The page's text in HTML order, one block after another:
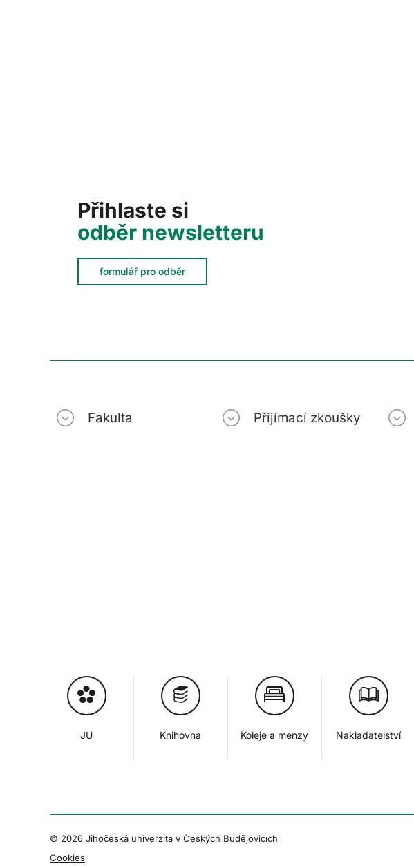
Přihlaste si
odběr newsletteru
formulář pro odběr
Fakulta Přijímací zkoušky
JU Knihovna Koleje a menzy Nakladatelství
© 2026 Jihočeská univerzita v Českých Budějovicích
Cookies